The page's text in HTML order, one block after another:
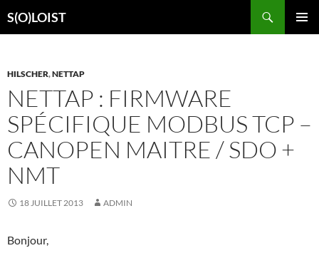
auS(O)LOIST
HILSCHER,NETTAP
NETTAP : FIRMWARE
SPÉCIFIQUE MODBUS TCP –
CANOPEN MAITRE / SDO +
NMT
18 JUILLET 2013 ADMIN
Bonjour,